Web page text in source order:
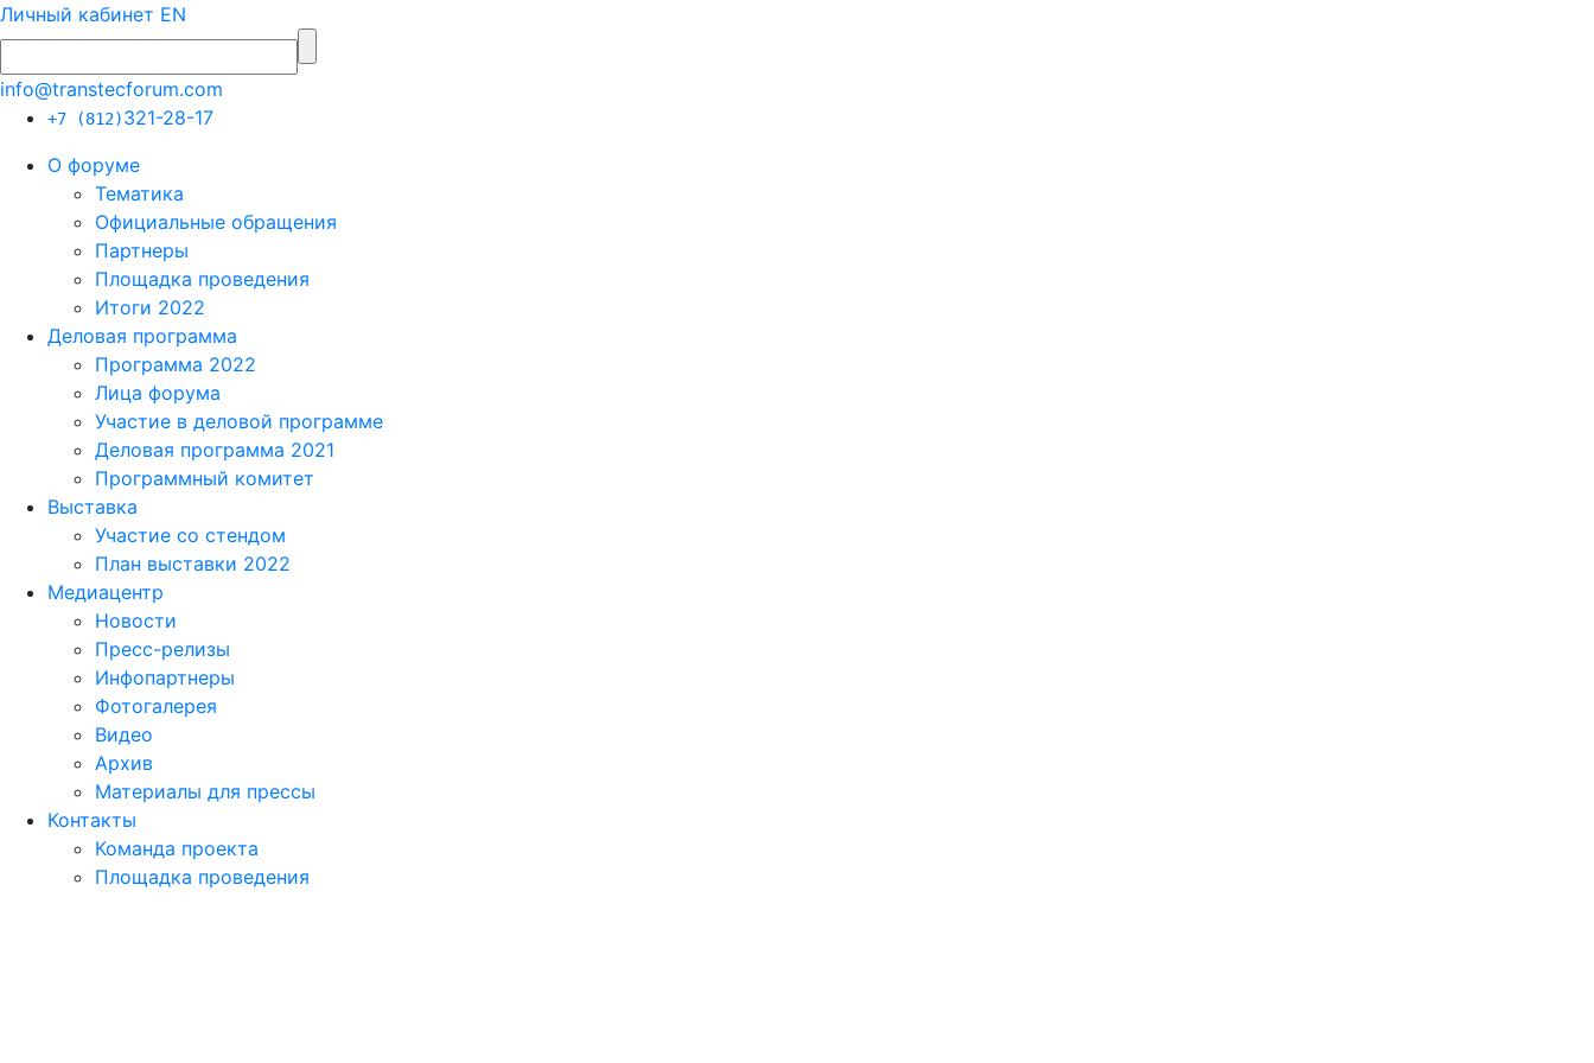
Личный кабинет EN
info@transtecforum.com
+7 (812)321-28-17
О форуме
Тематика
Официальные обращения
Партнеры
Площадка проведения
Итоги 2022
Деловая программа
Программа 2022
Лица форума
Участие в деловой программе
Деловая программа 2021
Программный комитет
Выставка
Участие со стендом
План выставки 2022
Медиацентр
Новости
Пресс-релизы
Инфопартнеры
Фотогалерея
Видео
Архив
Материалы для прессы
Контакты
Команда проекта
Площадка проведения